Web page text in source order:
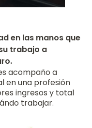
en las manos que
trabajo a
acompaño a
en una profesión
ingresos y total
trabajar.